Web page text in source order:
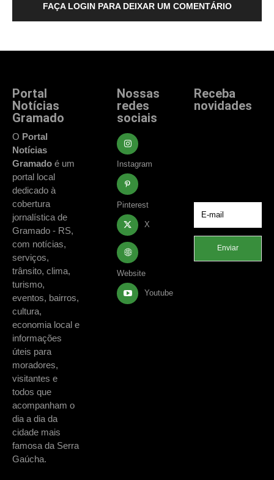
FAÇA LOGIN PARA DEIXAR UM COMENTÁRIO
Portal
Notícias
Gramado
O Portal
Notícias
Gramado é um
portal local
dedicado à
cobertura
jornalística de
Gramado - RS,
com notícias,
serviços,
trânsito, clima,
turismo,
eventos, bairros,
cultura,
economia local e
informações
úteis para
moradores,
visitantes e
todos que
acompanham o
dia a dia da
cidade mais
famosa da Serra
Gaúcha.
Nossas
redes
sociais
Instagram
Pinterest
X
Website
Youtube
Receba
novidades
Enviar